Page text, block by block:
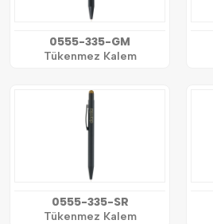
0555-335-GM
Tükenmez Kalem
0555-335-SR
Tükenmez Kalem